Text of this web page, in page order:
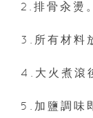
2.排骨汆燙。
3.所有材料
4.大火煮滾
5.加鹽調味